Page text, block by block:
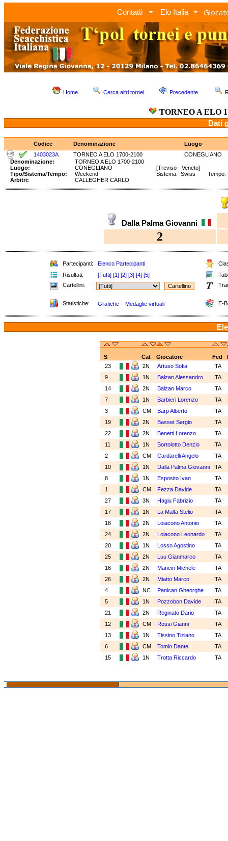
Contatti Elo Italia
Home Cerca altri tornei Precedente
TORNEO A ELO
Dati
Codice Denominazione
Luogo
1403023A
TORNEO A ELO 1700-2100
CONEGLIANO
Denominazione:
TORNEO A ELO 1700-2100
Luogo:
CONEGLIANO
[Treviso - Veneto]
Tipo/Sistema/Tempo:
Weekend
Sistema: Swiss Tempo:
Arbitri:
CALLEGHER CARLO
Dalla Palma Giovanni
2
Partecipanti: Elenco Partecipanti
Risultati:
[Tutti] [1] [2] [3] [4] [5]
Cartellini:
Statistiche: Grafiche Medaglie virtuali E-
S Cat Giocatore Fed
23
2N Artuso Sofia ITA
9
1N Balzan Alessandro ITA
14
2N Balzan Marco ITA
7
1N Barbieri Lorenzo ITA
3
CM Barp Alberto ITA
19
2N Basset Sergio ITA
22
2N Benetti Lorenzo ITA
11
1N Bortolotto Denzio ITA
2
CM Cardarelli Angelo ITA
10
1N Dalla Palma Giovanni ITA
8
1N Esposito Ivan ITA
1
CM Fezza Davide ITA
27
3N Hagiu Fabrizio ITA
17
1N La Malfa Stelio ITA
18
2N Loiacono Antonio ITA
24
2N Loiacono Leonardo ITA
20
1N Losso Agostino ITA
25
2N Luu Gianmarco ITA
16
2N Mancin Michele ITA
26
2N Miatto Marco ITA
4
NC Panican Gheorghe
ITA
5
1N Pozzobon Davide ITA
21
2N Reginato Dario ITA
12
CM Rossi Gianni ITA
13
1N Tissino Tiziano ITA
6
CM Tomio Dante ITA
15
1N Trotta Riccardo ITA